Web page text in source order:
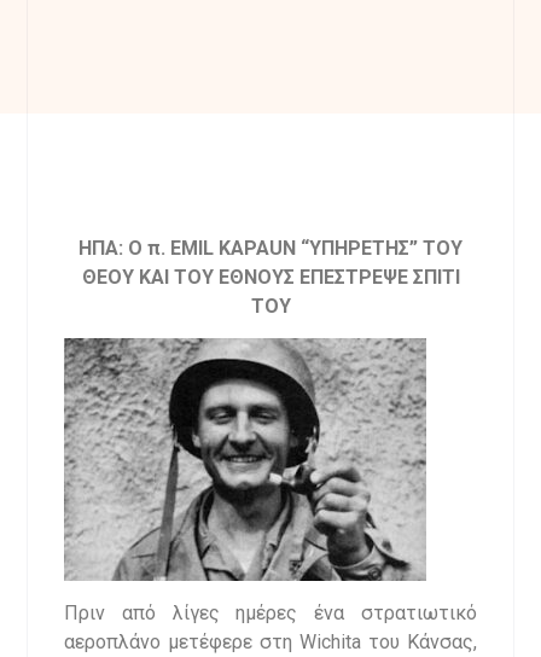
ΗΠΑ: Ο π. EMIL KAPAUN “ΥΠΗΡΕΤΗΣ” ΤΟΥ
ΘΕΟΥ ΚΑΙ ΤΟΥ ΕΘΝΟΥΣ ΕΠΕΣΤΡΕΨΕ ΣΠΙΤΙ
ΤΟΥ
Πριν από λίγες ημέρες ένα στρατιωτικό
αεροπλάνο μετέφερε στη Wichita του Κάνσας,